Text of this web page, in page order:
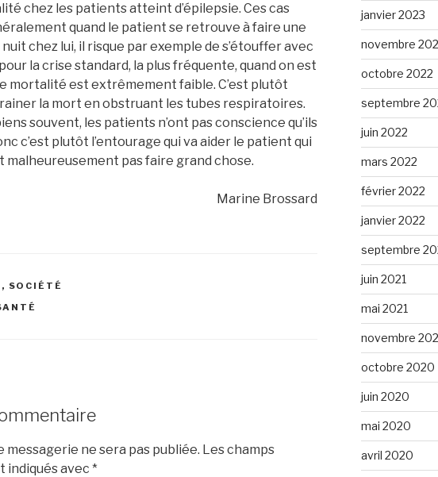
chez les patients atteint d’épilepsie. Ces cas
quand le patient se retrouve à faire une
chez lui, il risque par exemple de s’étouffer avec
la crise standard, la plus fréquente, quand on est
mortalité est extrêmement faible. C’est plutôt
la mort en obstruant les tubes respiratoires.
souvent, les patients n’ont pas conscience qu’ils
c’est plutôt l’entourage qui va aider le patient qui
malheureusement pas faire grand chose.
Marine Brossard
, SOCIÉTÉ
messagerie ne sera pas publiée. Les champs
indiqués avec *
janvier 2023
novembre
octobre 2022
septembre
juin 2022
mars 2022
février 2022
janvier 2022
septembre
juin 2021
mai 2021
novembre
octobre 2020
juin 2020
mai 2020
avril 2020